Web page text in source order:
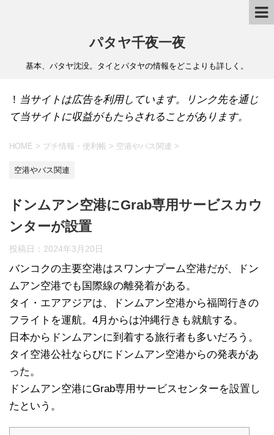
パタヤ千夜一夜
基本、パタヤ沈没。タイとパタヤの情報をどこよりも詳しく。
！ 当サイトは広告を利用しています。リンク先を通じ
て当サイトに収益がもたらされることがあります。
HOME > プチ情報・便利帳 > 空港やバス関連 >
空港やバス関連
ドンムアン空港にGrab専用サービスカウ
ンターが設置
投稿日： 2024年3月20日
バンコクの主要空港はスワンナプーム空港だが、ドン
ムアン空港でも国際線の離発着がある。
タイ・エアアジアは、ドンムアン空港から福岡行きの
フライトを運航。4月からは沖縄行きも就航する。
日本からドンムアンに到着する旅行者も多いだろう。
タイ空港公社ならびにドンムアン空港からの発表があ
った。
ドンムアン空港にGrab専用サービスセンターを設置し
たという。